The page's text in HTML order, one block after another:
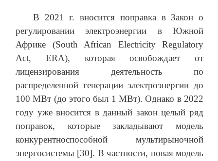
В 2021 г. вносится поправка в Закон о
регулировании электроэнергии в Южной
Африке (South African Electricity Regulatory
Act, ERA), которая освобождает от
лицензирования деятельность по
распределенной генерации электроэнергии до
100 МВт (до этого был 1 МВт). Однако в 2022
году уже вносится в данный закон целый ряд
поправок, которые закладывают модель
конкурентноспособной мультирыночной
энергосистемы [30]. В частности, новая модель